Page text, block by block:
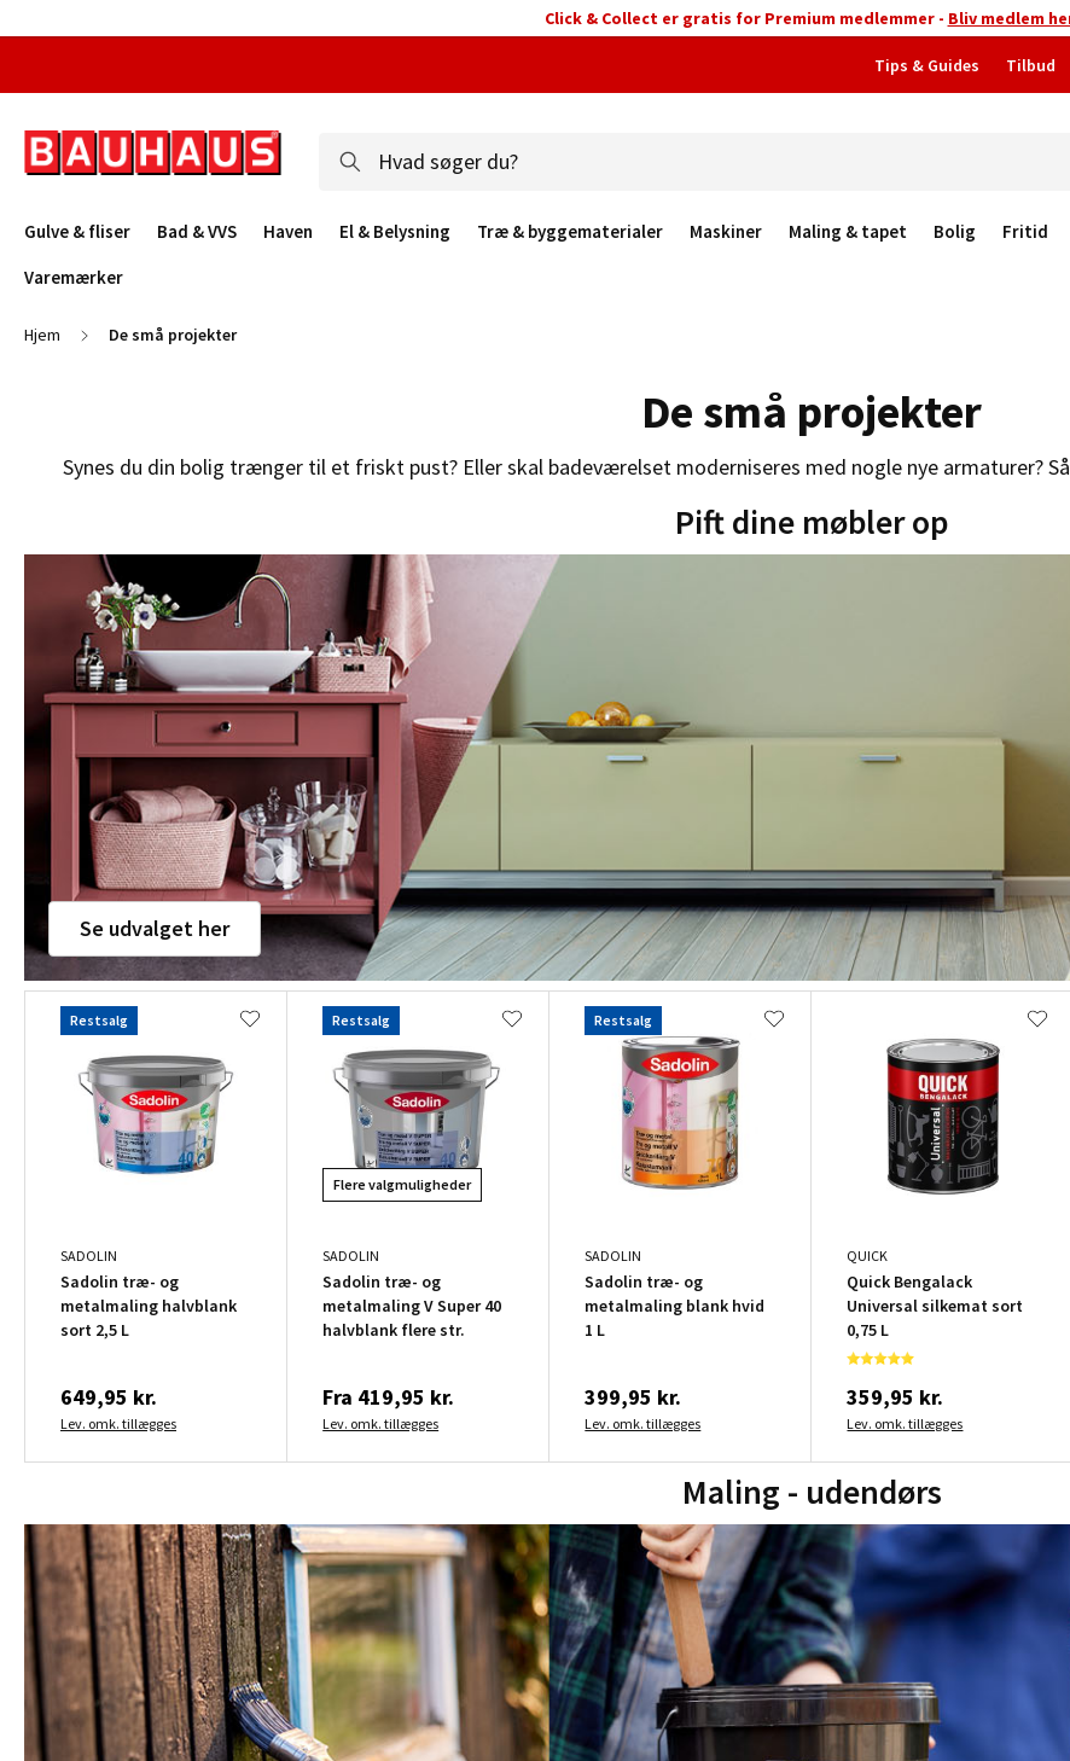
Click & Collect er gratis for Premium medlemmer - Bliv medlem
Tips & Guides Tilbud
Gulve & fliser Bad & VVS Haven El & Belysning Træ & byggematerialer Maskiner Maling & tapet Bolig Fritid
Varemærker
Hjem De små projekter
De små projekter
Synes du din bolig trænger til et friskt pust? Eller skal badeværelset moderniseres med nogle nye armaturer?
Pift dine møbler op
Se udvalget her
Restsalg
SADOLIN
Sadolin træ- og
metalmaling halvblank
sort 2,5 L
649,95 kr.
Lev. omk. tillægges
Restsalg
Flere valgmuligheder
SADOLIN
Sadolin træ- og
metalmaling V Super 40
halvblank flere str.
Fra 419,95 kr.
Lev. omk. tillægges
Restsalg
SADOLIN
Sadolin træ- og
metalmaling blank hvid
1 L
399,95 kr.
Lev. omk. tillægges
QUICK
Quick Bengalack
Universal silkemat sort
0,75 L
359,95 kr.
Lev. omk. tillægges
Maling - udendørs